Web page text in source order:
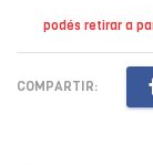
podés retirar a
COMPARTIR: